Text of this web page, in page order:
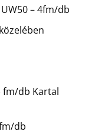
– 4fm/db
fm/db Kartal
db